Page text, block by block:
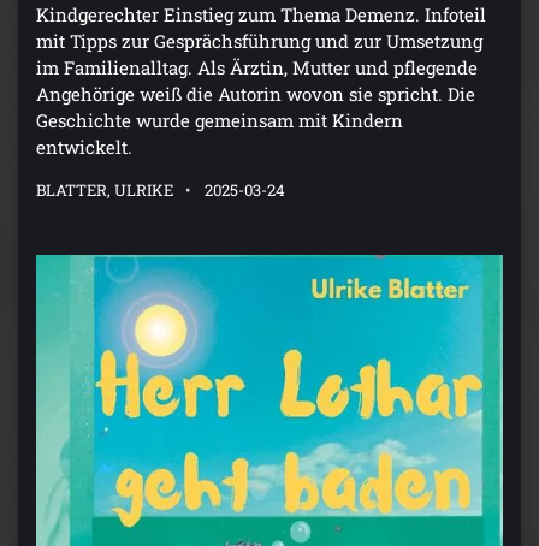
Kindgerechter Einstieg zum Thema Demenz. Infoteil
mit Tipps zur Gesprächsführung und zur Umsetzung
im Familienalltag. Als Ärztin, Mutter und pflegende
Angehörige weiß die Autorin wovon sie spricht. Die
Geschichte wurde gemeinsam mit Kindern
entwickelt.
BLATTER, ULRIKE 2025-03-24